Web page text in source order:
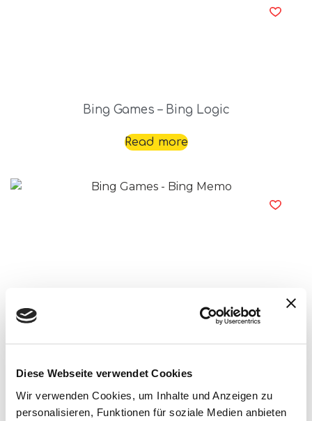
Diese Webseite verwendet Cookies
Wir verwenden Cookies, um Inhalte und Anzeigen zu
personalisieren, Funktionen für soziale Medien anbieten
Bing Games – Bing Logic
Read more